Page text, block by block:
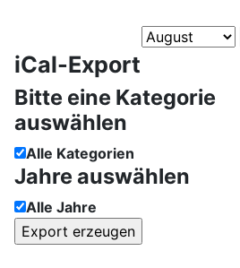
iCal-Export
Bitte eine Kategorie
auswählen
Alle Kategorien
Jahre auswählen
Alle Jahre